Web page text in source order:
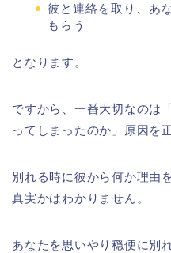
彼と連絡を取り、あ
もらう
となります。
ですから、一番大切なのは
ってしまったのか」原因を
別れる時に彼から何か理由
真実かはわかりません。
あなたを思いやり穏便に別